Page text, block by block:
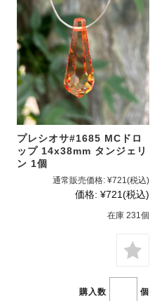
プレシオサ#1685 MCドロ
ップ 14x38mm タンジェリ
ン 1個
通常販売価格: ¥721(税込)
価格: ¥721(税込)
在庫 231個
購入数 個